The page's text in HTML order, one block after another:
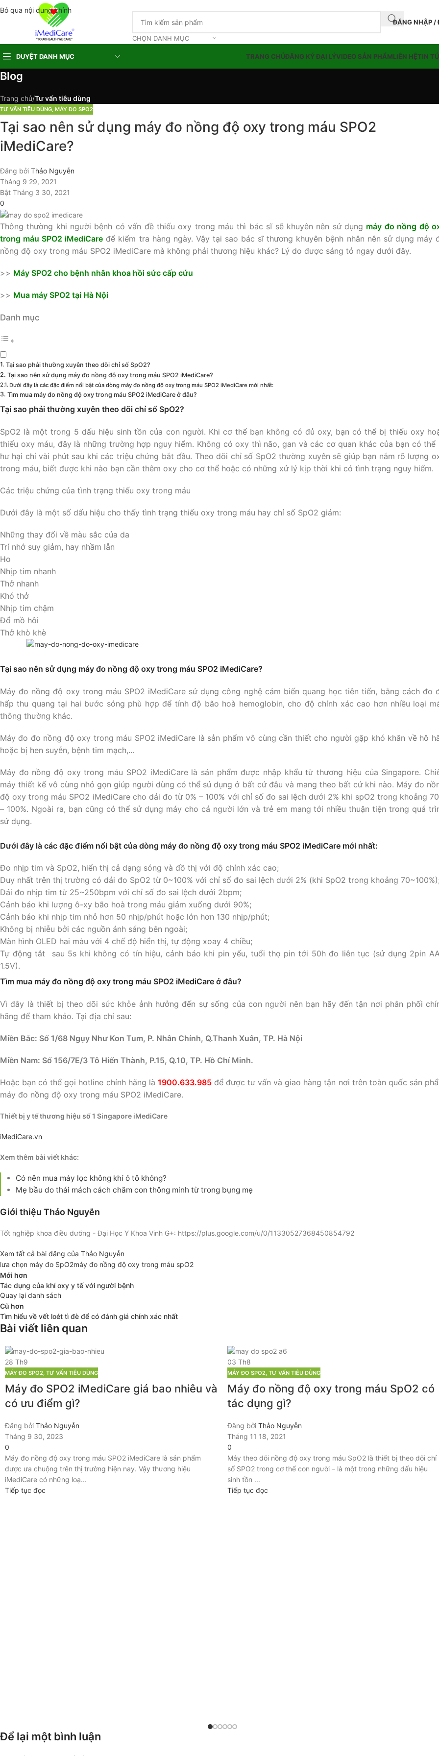
Bỏ qua nội dung chính
CHỌN DANH MỤC
ĐĂNG NHẬP /
DUYỆT DANH MỤC TRANG CHỦĐĂNG KÝ ĐẠI LÝVIDEO SẢN PHẨMLIÊN HỆTIN
Blog
Trang chủ/Tư vấn tiêu dùng
TƯ VẤN TIÊU DÙNG, MÁY ĐO SPO2
Tại sao nên sử dụng máy đo nồng độ oxy trong máu SPO2
iMediCare?
Đăng bởi Thảo Nguyễn
Tháng 9 29, 2021
Bật Tháng 3 30, 2021
0
Thông thường khi người bệnh có vấn đề thiếu oxy trong máu thì bác sĩ sẽ khuyên nên sử dụng máy đo nồng độ
trong máu SPO2 iMediCare để kiểm tra hàng ngày. Vậy tại sao bác sĩ thương khuyên bệnh nhân nên sử dụng máy
nồng độ oxy trong máu SPO2 iMediCare mà không phải thương hiệu khác? Lý do được sáng tỏ ngay dưới đây.
>> Máy SPO2 cho bệnh nhân khoa hồi sức cấp cứu
>> Mua máy SPO2 tại Hà Nội
Danh mục
Tại sao phải thường xuyên theo dõi chỉ số SpO2?
Tại sao nên sử dụng máy đo nồng độ oxy trong máu SPO2 iMediCare?
Dưới đây là các đặc điểm nổi bật của dòng máy đo nồng độ oxy trong máu SPO2 iMediCare mới nhất:
Tìm mua máy đo nồng độ oxy trong máu SPO2 iMediCare ở đâu?
Tại sao phải thường xuyên theo dõi chỉ số SpO2?
SpO2 là một trong 5 dấu hiệu sinh tồn của con người. Khi cơ thể bạn không có đủ oxy, bạn có thể bị thiếu oxy
thiếu oxy máu, đây là những trường hợp nguy hiểm. Không có oxy thì não, gan và các cơ quan khác của bạn có thể
hư hại chỉ vài phút sau khi các triệu chứng bắt đầu. Theo dõi chỉ số SpO2 thường xuyên sẽ giúp bạn nắm rõ lượng
trong máu, biết được khi nào bạn cần thêm oxy cho cơ thể hoặc có những xử lý kịp thời khi có tình trạng nguy hiểm.
Các triệu chứng của tình trạng thiếu oxy trong máu
Dưới đây là một số dấu hiệu cho thấy tình trạng thiếu oxy trong máu hay chỉ số SpO2 giảm:
Những thay đổi về màu sắc của da
Trí nhớ suy giảm, hay nhầm lẫn
Ho
Nhịp tim nhanh
Thở nhanh
Khó thở
Nhịp tim chậm
Đổ mồ hôi
Thở khò khè
Tại sao nên sử dụng máy đo nồng độ oxy trong máu SPO2 iMediCare?
Máy đo nồng độ oxy trong máu SPO2 iMediCare sử dụng công nghệ cảm biến quang học tiên tiến, bằng cách đo
hấp thu quang tại hai bước sóng phù hợp để tính độ bão hoà hemoglobin, cho độ chính xác cao hơn nhiều loại
thông thường khác.
Máy đo đo nồng độ oxy trong máu SPO2 iMediCare là sản phẩm vô cùng cần thiết cho người gặp khó khăn về hô
hoặc bị hen suyễn, bệnh tim mạch,…
Máy đo nồng độ oxy trong máu SPO2 iMediCare là sản phẩm được nhập khẩu từ thương hiệu của Singapore.
máy thiết kế vô cùng nhỏ gọn giúp người dùng có thể sủ dụng ở bất cứ đâu và mang theo bất cứ khi nào. Máy đo
độ oxy trong máu SPO2 iMediCare cho dải đo từ 0% – 100% với chỉ số đo sai lệch dưới 2% khi spO2 trong khoảng
– 100%. Ngoài ra, bạn cũng có thể sử dụng máy cho cả người lớn và trẻ em mang tới nhiều thuận tiện trong quá
sử dụng.
Dưới đây là các đặc điểm nổi bật của dòng máy đo nồng độ oxy trong máu SPO2 iMediCare mới nhất:
Đo nhịp tim và SpO2, hiển thị cả dạng sóng và đồ thị với độ chính xác cao;
Duy nhất trên thị trường có dải đo SpO2 từ 0~100% với chỉ số đo sai lệch dưới 2% (khi SpO2 trong khoảng
Dải đo nhịp tim từ 25~250bpm với chỉ số đo sai lệch dưới 2bpm;
Cảnh báo khi lượng ô-xy bão hoà trong máu giảm xuống dưới 90%;
Cảnh báo khi nhịp tim nhỏ hơn 50 nhịp/phút hoặc lớn hơn 130 nhịp/phút;
Không bị nhiễu bởi các nguồn ánh sáng bên ngoài;
Màn hình OLED hai màu với 4 chế độ hiển thị, tự động xoay 4 chiều;
Tự động tắt sau 5s khi không có tín hiệu, cảnh báo khi pin yếu, tuổi thọ pin tới 50h đo liên tục (sử dụng 2pin
1.5V).
Tìm mua máy đo nồng độ oxy trong máu SPO2 iMediCare ở đâu?
Vì đây là thiết bị theo dõi sức khỏe ảnh hưởng đến sự sống của con người nên bạn hãy đến tận nơi phân phối
hãng để tham khảo. Tại địa chỉ sau:
Miền Bắc: Số 1/68 Ngụy Như Kon Tum, P. Nhân Chính, Q.Thanh Xuân, TP. Hà Nội
Miền Nam: Số 156/7E/3 Tô Hiến Thành, P.15, Q.10, TP. Hồ Chí Minh.
Hoặc bạn có thể gọi hotline chính hãng là 1900.633.985 để được tư vấn và giao hàng tận nơi trên toàn quốc sản
máy đo nồng độ oxy trong máu SPO2 iMediCare.
Thiết bị y tế thương hiệu số 1 Singapore iMediCare
iMediCare.vn
Xem thêm bài viết khác:
Có nên mua máy lọc không khí ô tô không?
Mẹ bầu do thái mách cách chăm con thông minh từ trong bụng mẹ
Giới thiệu Thảo Nguyễn
Tốt nghiệp khoa điều dưỡng - Đại Học Y Khoa Vinh G+: https://plus.google.com/u/0/11330527368450854792
Xem tất cả bài đăng của Thảo Nguyễn
lưa chọn máy đo SpO2máy đo nồng độ oxy trong máu spO2
Mới hơn
Tác dụng của khí oxy y tế với người bệnh
Quay lại danh sách
Cũ hơn
Tìm hiểu về vết loét tì đè để có đánh giá chính xác nhất
Bài viết liên quan
28 Th9
MÁY ĐO SPO2 TƯ VẤN TIÊU DÙNG
Máy đo SPO2 iMediCare giá bao nhiêu và
có ưu điểm gì?
Đăng bởi Thảo Nguyễn
Tháng 9 30, 2023
0
Máy đo nồng độ oxy trong máu SPO2 iMediCare là sản phẩm
được ưa chuộng trên thị trường hiện nay. Vậy thương hiệu
iMediCare có những loạ...
Tiếp tục đọc
03Th8
MÁY ĐO SPO2 ,TƯ VẤN TIÊU DÙNG
Máy đo nồng độ oxy trong máu SpO2 có
tác dụng gì?
Đăng bởi Thảo Nguyễn
Tháng 11 18, 2021
0
Máy theo dõi nồng độ oxy trong máu SpO2 là thiết bị theo dõi chỉ
số SPO2 trong cơ thể con người – là một trong những dấu hiệu
sinh tồn ...
Tiếp tục đọc
Để lại một bình luận